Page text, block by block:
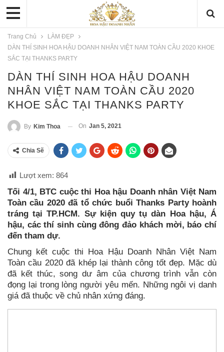
Trang Chủ
LÀM ĐẸP
DÀN THÍ SINH HOA HẬU DOANH NHÂN VIỆT NAM TOÀN CẦU 2020 KHOE
SẮC TẠI THANKS PARTY
DÀN THÍ SINH HOA HẬU DOANH
NHÂN VIỆT NAM TOÀN CẦU 2020
KHOE SẮC TẠI THANKS PARTY
By Kim Thoa On Jan 5, 2021
Chia Sẽ
Lượt xem: 864
Tối 4/1, BTC cuộc thi Hoa hậu Doanh nhân Việt Nam
Toàn cầu 2020 đã tổ chức buổi Thanks Party hoành
tráng tại TP.HCM. Sự kiện quy tụ dàn Hoa hậu, Á
hậu, các thí sinh cùng đông đảo khách mời, báo chí
đến tham dự.
Chung kết cuộc thi Hoa Hậu Doanh Nhân Việt Nam
Toàn cầu 2020 đã khép lại thành công tốt đẹp. Mặc dù
đã kết thúc, song dư âm của chương trình vẫn còn
đọng lại trong lòng người yêu mến. Những ngôi vị danh
giá đã thuộc về chủ nhân xứng đáng.